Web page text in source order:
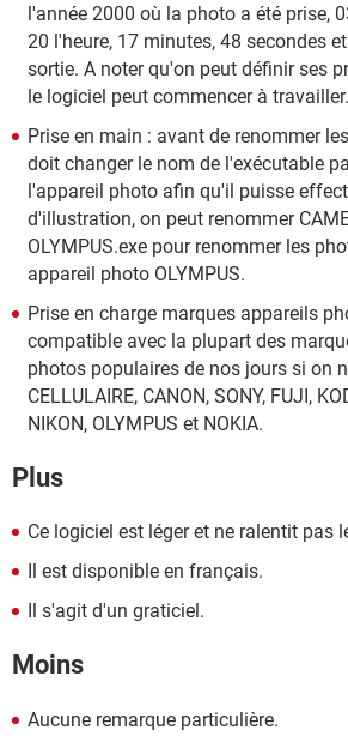
l'année 2000 où la photo a été prise,
20 l'heure, 17 minutes, 48 secondes
sortie. A noter qu'on peut définir ses
le logiciel peut commencer à travailler.
Prise en main : avant de renommer
doit changer le nom de l'exécutable
l'appareil photo afin qu'il puisse
d'illustration, on peut renommer
OLYMPUS.exe pour renommer les
appareil photo OLYMPUS.
Prise en charge marques appareils
compatible avec la plupart des
photos populaires de nos jours si on
CELLULAIRE, CANON, SONY, FUJI,
NIKON, OLYMPUS et NOKIA.
Plus
Ce logiciel est léger et ne ralentit pas
Il est disponible en français.
Il s'agit d'un graticiel.
Moins
Aucune remarque particulière.